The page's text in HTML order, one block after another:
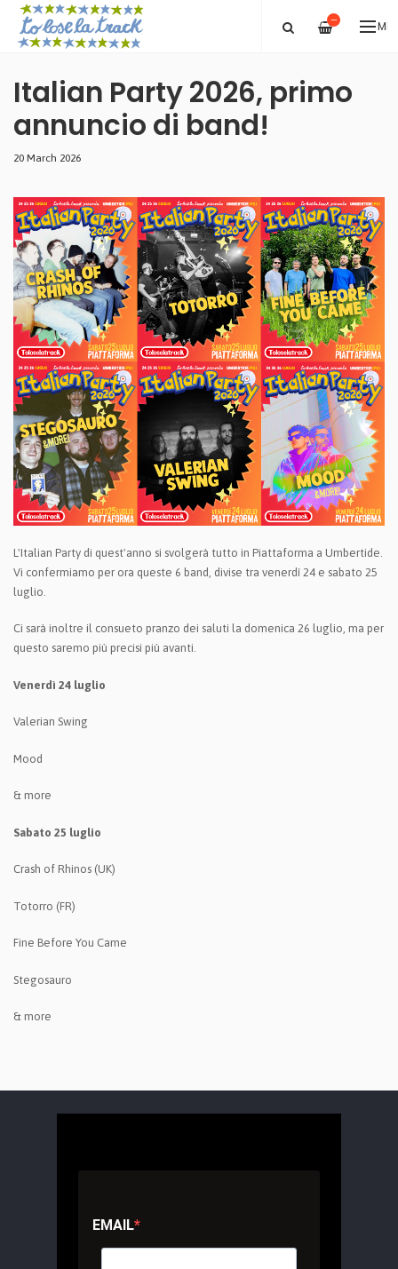
—
Italian Party 2026, primo
annuncio di band!
20 March 2026
L'Italian Party di quest'anno si svolgerà tutto in Piattaforma a Umbertide.
Vi confermiamo per ora queste 6 band, divise tra venerdì 24 e sabato 25
luglio.
Ci sarà inoltre il consueto pranzo dei saluti la domenica 26 luglio, ma per
questo saremo più precisi più avanti.
Venerdì 24 luglio
Valerian Swing
Mood
& more
Sabato 25 luglio
Crash of Rhinos (UK)
Totorro (FR)
Fine Before You Came
Stegosauro
& more
EMAIL